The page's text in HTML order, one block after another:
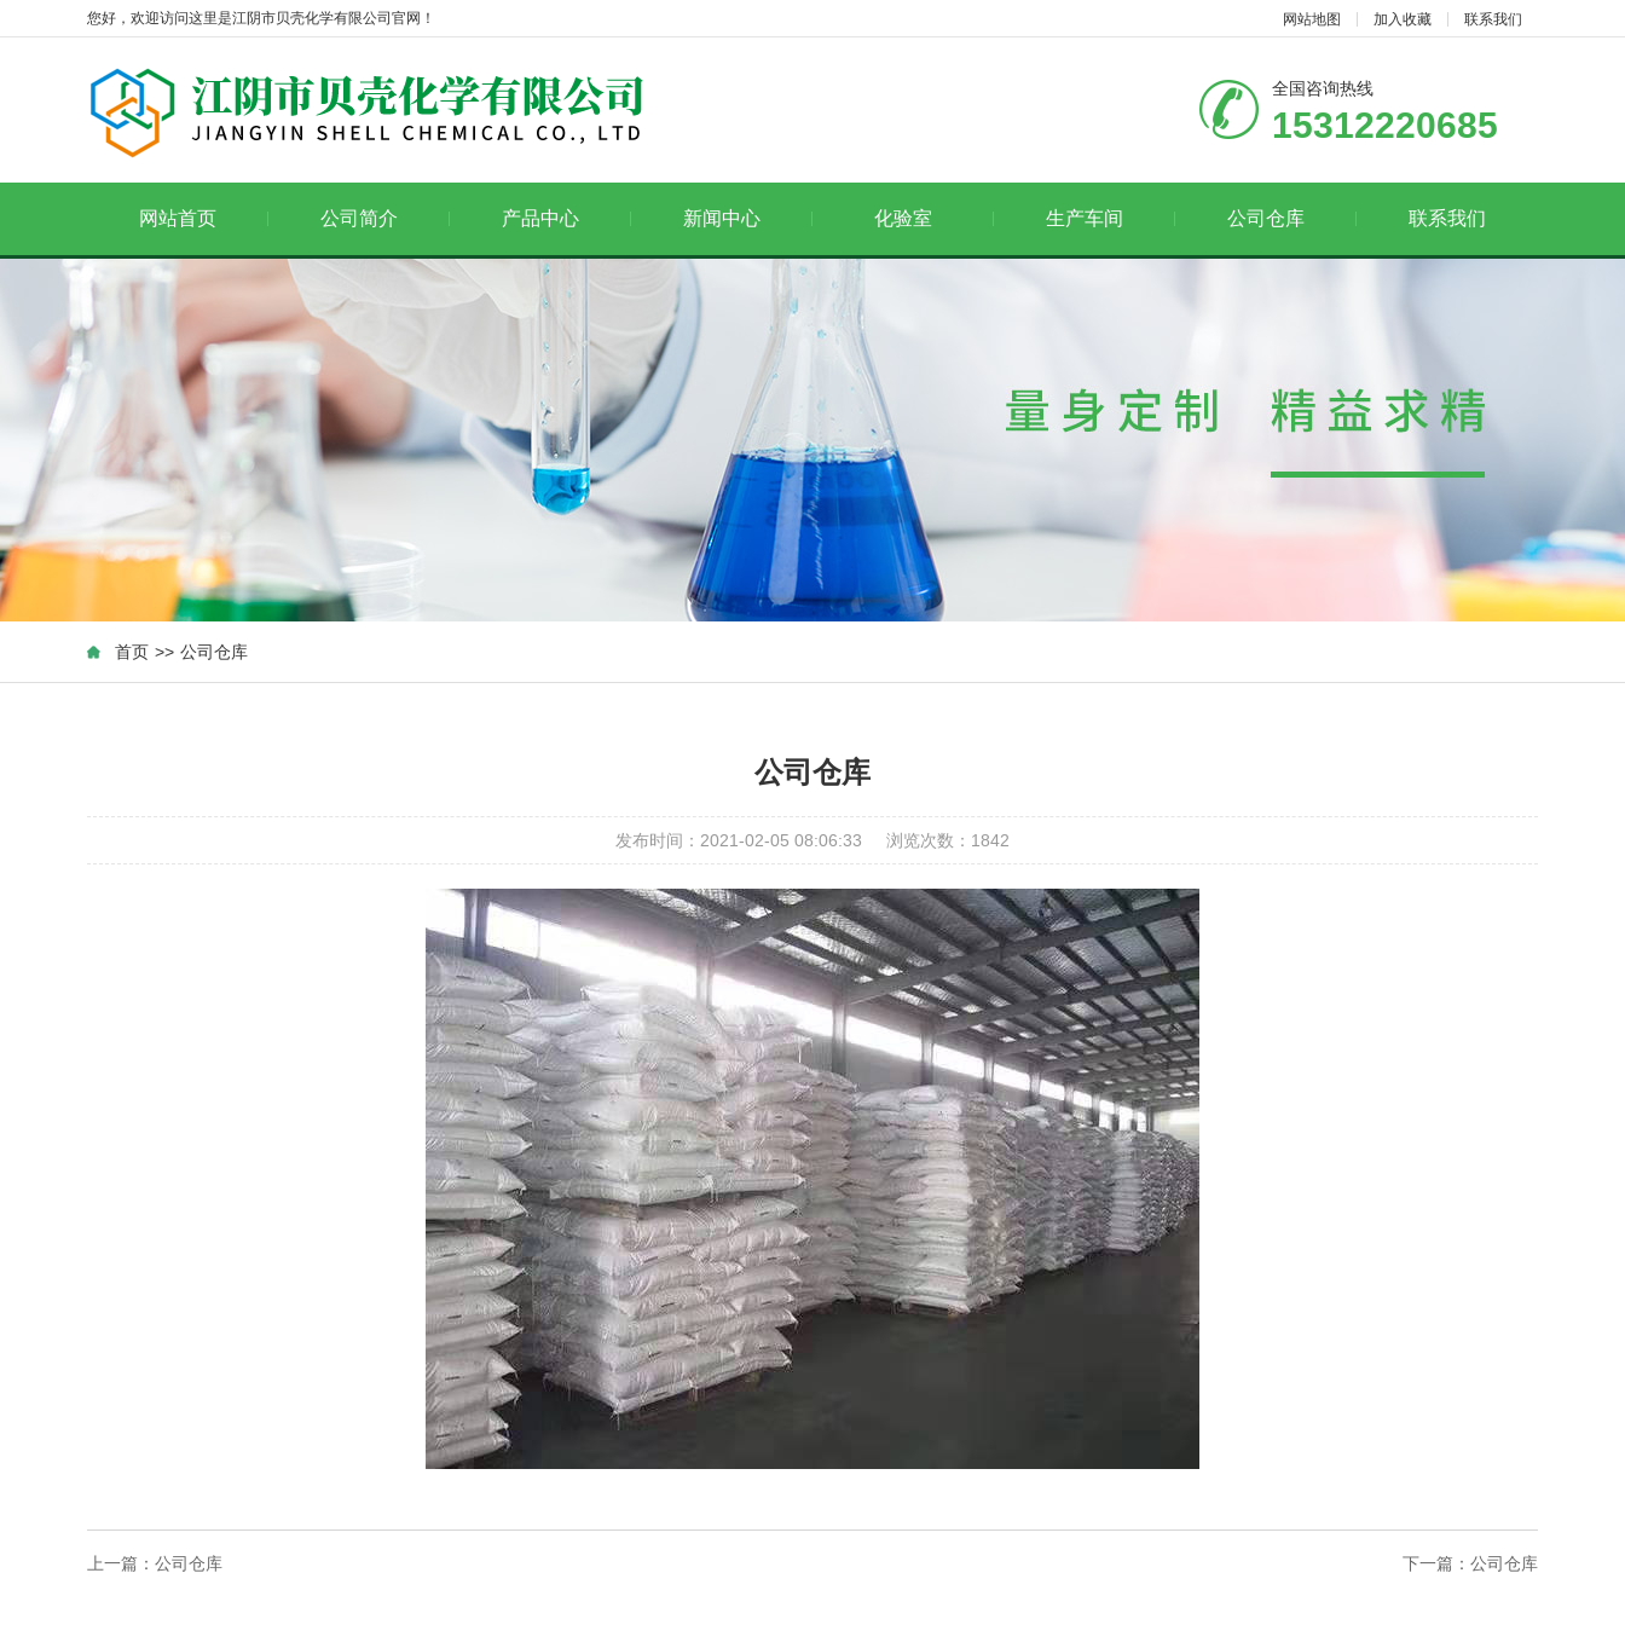
您好，欢迎访问这里是江阴市贝壳化学有限公司官网！ 网站地图 加入收藏 联系我们
全国咨询热线
15312220685
网站首页 公司简介 产品中心 新闻中心 化验室 生产车间 公司仓库 联系我们
首页 >> 公司仓库
公司仓库
发布时间：2021-02-05 08:06:33 浏览次数：1842
上一篇： 公司仓库 下一篇： 公司仓库